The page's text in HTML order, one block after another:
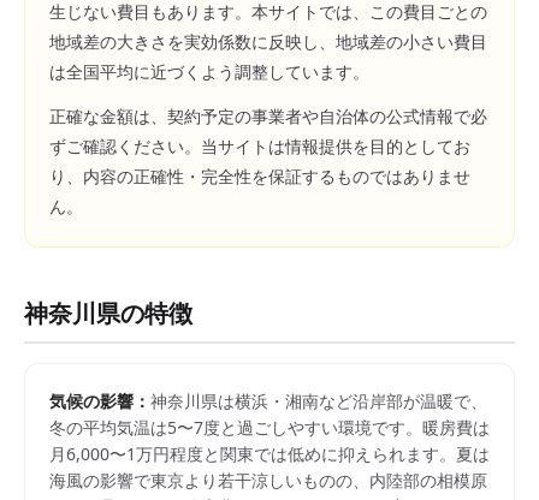
生じない費目もあります。本サイトでは、この費目ごとの
地域差の大きさを実効係数に反映し、地域差の小さい費目
は全国平均に近づくよう調整しています。
正確な金額は、契約予定の事業者や自治体の公式情報で必
ずご確認ください。当サイトは情報提供を目的としてお
り、内容の正確性・完全性を保証するものではありませ
ん。
神奈川県の特徴
気候の影響： 神奈川県は横浜・湘南など沿岸部が温暖で、
冬の平均気温は5〜7度と過ごしやすい環境です。暖房費は
月6,000〜1万円程度と関東では低めに抑えられます。夏は
海風の影響で東京より若干涼しいものの、内陸部の相模原